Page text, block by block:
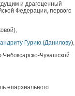
и драгоценный
Федерации, первого
Гурию (Данилову),
Чувашской
епархиального